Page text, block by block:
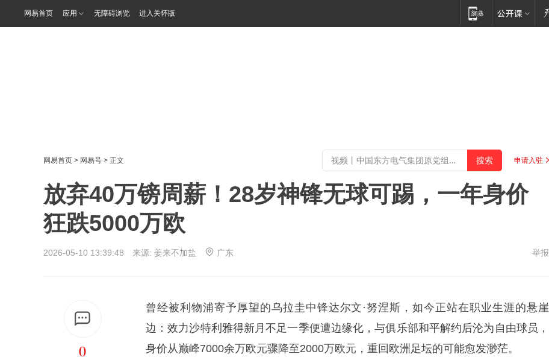
网易首页 应用 无障碍浏览 进入关怀版
网易首页 > 网易号 > 正文 申请入驻
放弃40万镑周薪！28岁神锋无球可踢，一年身价
狂跌5000万欧
2026-05-10 13:39:48 来源: 姜来不加盐 广东 举报
0
曾经被利物浦寄予厚望的乌拉圭中锋达尔文· 努涅斯 ，如今正站在职业生涯的悬崖
边：效力沙特利雅得新月不足一季便遭边缘化，与俱乐部和平解约后沦为自由球员，
身价从巅峰7000余万欧元骤降至2000万欧元，重回欧洲足坛的可能愈发渺茫。